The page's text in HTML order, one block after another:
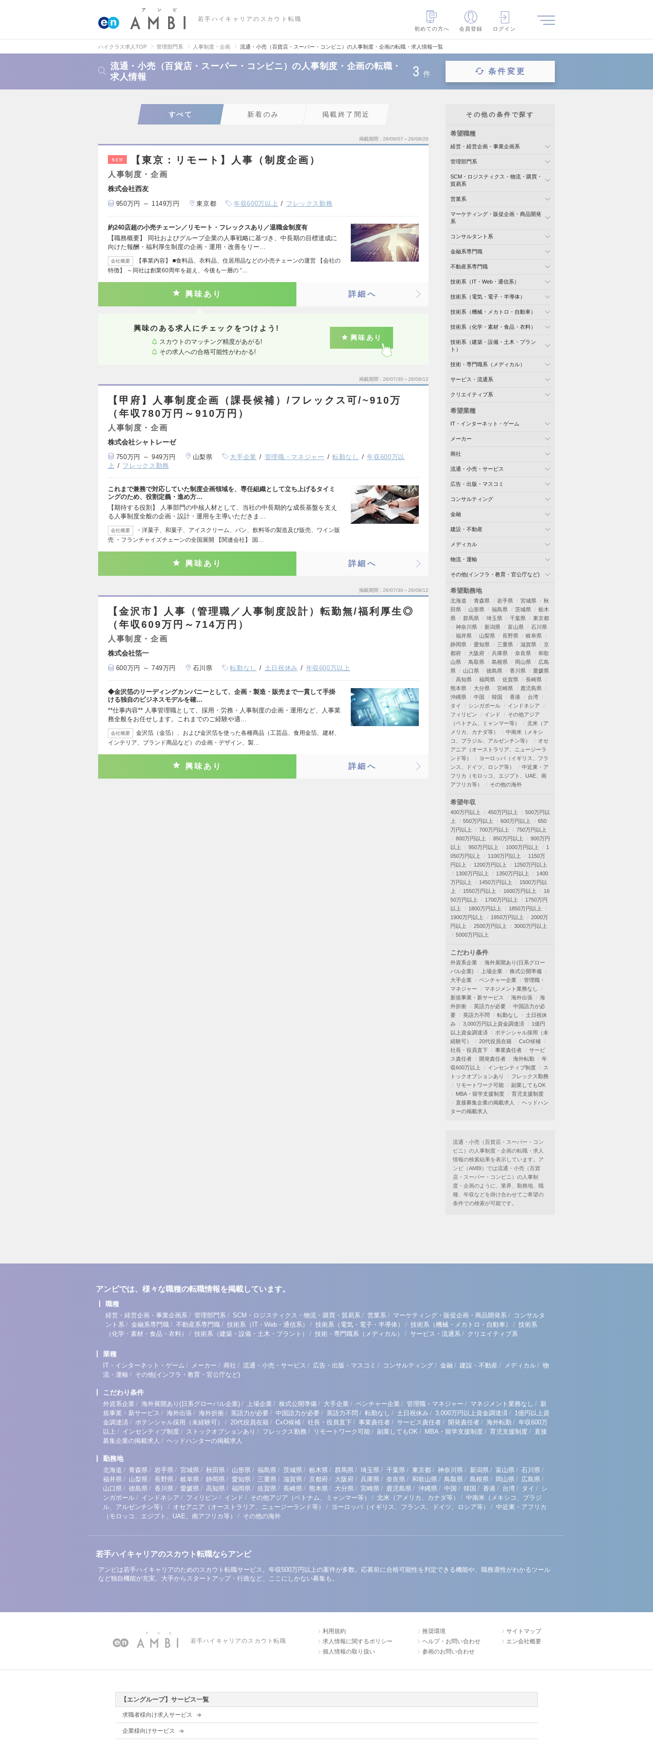
若手ハイキャリアのスカウト転職
初めての方へ
会員登録 ログイン
ハイクラス求人TOP 管理部門系 人事制度・企画 流通・小売（百貨店・スーパー・コンビニ）の人事制度・企画の転職・求人情報一覧
流通・小売（百貨店・スーパー・コンビニ）の人事制度・企画の転職・
求人情報
3 件 条件変更
すべて 新着のみ 掲載終了間近
掲載期間 26/08/07～26/08/20
NEW 【東京：リモート】人事（制度企画）
人事制度・企画
株式会社西友
950万円 ～ 1149万円 東京都 年収600万以上 フレックス勤務
約240店超の小売チェーン／リモート・フレックスあり／退職金制度有
【職務概要】 同社およびグループ企業の人事戦略に基づき、中長期の目標達成に
向けた報酬・福利厚生制度の企画・運用・改善をリー…
会社概要
【事業内容】 ■食料品、衣料品、住居用品などの小売チェーンの運営 【会社の
特徴】 ～同社は創業60周年を超え、今後も一層の “…
興味あり 詳細へ
興味のある求人にチェックをつけよう!
スカウトのマッチング精度があがる!
その求人への合格可能性がわかる!
興味あり
掲載期間 26/07/30～26/08/12
【甲府】人事制度企画（課長候補）/フレックス可/~910万
（年収780万円～910万円）
人事制度・企画
株式会社シャトレーゼ
750万円 ～ 949万円 山梨県 大手企業 管理職・マネジャー 転勤なし
年収600万以
上
フレックス勤務
これまで兼務で対応していた制度企画領域を、専任組織として立ち上げるタイミ
ングのため、役割定義・進め方…
【期待する役割】 人事部門の中核人材として、当社の中長期的な成長基盤を支え
る人事制度全般の企画・設計・運用を主導いただきま…
会社概要
・洋菓子、和菓子、アイスクリーム、パン、飲料等の製造及び販売、ワイン販
売 ・フランチャイズチェーンの全国展開 【関連会社】 国…
興味あり 詳細へ
掲載期間 26/07/30～26/08/12
【金沢市】人事（管理職／人事制度設計）転勤無/福利厚生◎
（年収609万円～714万円）
人事制度・企画
株式会社箔一
600万円 ～ 749万円 石川県 転勤なし 土日祝休み 年収600万以上
◆金沢箔のリーディングカンパニーとして、企画・製造・販売まで一貫して手掛
ける独自のビジネスモデルを確…
**仕事内容** 人事管理職として、採用・労務・人事制度の企画・運用など、人事業
務全般をお任せします。これまでのご経験や適…
会社概要
金沢箔（金箔）、および金沢箔を使った各種商品（工芸品、食用金箔、建材、
インテリア、ブランド商品など）の企画・デザイン、製…
興味あり 詳細へ
その他の条件で探す
希望職種
経営・経営企画・事業企画系
管理部門系
SCM・ロジスティクス・物流・購買・
貿易系
営業系
マーケティング・販促企画・商品開発
系
コンサルタント系
金融系専門職
不動産系専門職
技術系（IT・Web・通信系）
技術系（電気・電子・半導体）
技術系（機械・メカトロ・自動車）
技術系（化学・素材・食品・衣料）
技術系（建築・設備・土木・プラン
ト）
技術・専門職系（メディカル）
サービス・流通系
クリエイティブ系
希望業種
IT・インターネット・ゲーム
メーカー
商社
流通・小売・サービス
広告・出版・マスコミ
コンサルティング
金融
建設・不動産
メディカル
物流・運輸
その他(インフラ・教育・官公庁など)
希望勤務地
北海道 青森県 岩手県 宮城県
秋
田県
山形県 福島県 茨城県
栃木
県
群馬県 埼玉県 千葉県
東京都
神奈川県
新潟県 富山県
石川県
福井県
山梨県 長野県
岐阜県
静岡県
愛知県 三重県 滋賀県
京
都府
大阪府 兵庫県 奈良県
和歌
山県
鳥取県 島根県 岡山県
広島
県
山口県 徳島県 香川県
愛媛県
高知県
福岡県 佐賀県
長崎県
熊本県
大分県 宮崎県
鹿児島県
沖縄県
中国 韓国 香港
台湾
タイ
シンガポール
インドネシア
フィリピン
インド
その他アジア
（ベトナム、ミャンマー等）
北米（ア
メリカ、カナダ等）
中南米（メキシ
コ、ブラジル、アルゼンチン等）
オセ
アニア（オーストラリア、ニュージーラ
ンド等）
ヨーロッパ（イギリス、フラ
ンス、ドイツ、ロシア等）
中近東・ア
フリカ（モロッコ、エジプト、UAE、南
アフリカ等）
その他の海外
希望年収
400万円以上 450万円以上
500万円以
上
550万円以上 600万円以上
650
万円以上
700万円以上
750万円以上
800万円以上
850万円以上
900万円
以上
950万円以上 1000万円以上
1
050万円以上
1100万円以上
1150万
円以上
1200万円以上
1250万円以上
1300万円以上
1350万円以上
1400
万円以上
1450万円以上
1500万円以
上
1550万円以上 1600万円以上
16
50万円以上
1700万円以上
1750万円
以上
1800万円以上
1850万円以上
1900万円以上
1950万円以上
2000万
円以上
2500万円以上
3000万円以上
5000万円以上
こだわり条件
外資系企業
海外展開あり(日系グロー
バル企業)
上場企業
株式公開準備
大手企業
ベンチャー企業
管理職・
マネジャー
マネジメント業務なし
新規事業・新サービス
海外出張
海
外折衝
英語力が必要
中国語力が必
要
英語力不問 転勤なし
土日祝休
み
3,000万円以上資金調達済
1億円
以上資金調達済
ポテンシャル採用（未
経験可）
20代役員在籍
CxO候補
社長・役員直下
事業責任者
サービ
ス責任者
開発責任者 海外転勤
年
収600万以上
インセンティブ制度
ス
トックオプションあり
フレックス勤務
リモートワーク可能
副業してもOK
MBA・留学支援制度
育児支援制度
直接募集企業の掲載求人
ヘッドハン
ターの掲載求人
流通・小売（百貨店・スーパー・コン
ビニ）の人事制度・企画の転職・求人
情報の検索結果を表示しています。ア
ンビ（AMBI）では流通・小売（百貨
店・スーパー・コンビニ）の人事制
度・企画のように、業界、勤務地、職
種、年収などを掛け合わせてご希望の
条件での検索が可能です。
アンビでは、様々な職種の転職情報を掲載しています。
職種
経営・経営企画・事業企画系 / 管理部門系 / SCM・ロジスティクス・物流・購買・貿易系 / 営業系 / マーケティング・販促企画・商品開発系 / コンサルタ
ント系 / 金融系専門職 / 不動産系専門職 / 技術系（IT・Web・通信系） / 技術系（電気・電子・半導体） / 技術系（機械・メカトロ・自動車） / 技術系
（化学・素材・食品・衣料）
/ 技術系（建築・設備・土木・プラント） / 技術・専門職系（メディカル） / サービス・流通系 / クリエイティブ系
業種
IT・インターネット・ゲーム / メーカー / 商社 / 流通・小売・サービス / 広告・出版・マスコミ / コンサルティング / 金融 / 建設・不動産 / メディカル / 物
流・運輸 / その他(インフラ・教育・官公庁など)
こだわり条件
外資系企業 / 海外展開あり(日系グローバル企業) / 上場企業 / 株式公開準備 / 大手企業 / ベンチャー企業 / 管理職・マネジャー / マネジメント業務なし / 新
規事業・新サービス / 海外出張 / 海外折衝 / 英語力が必要 / 中国語力が必要 / 英語力不問 / 転勤なし / 土日祝休み / 3,000万円以上資金調達済 / 1億円以上資
金調達済 / ポテンシャル採用（未経験可） / 20代役員在籍 / CxO候補 / 社長・役員直下 / 事業責任者 / サービス責任者 / 開発責任者 / 海外転勤 / 年収600万
以上 / インセンティブ制度 / ストックオプションあり / フレックス勤務 / リモートワーク可能 / 副業してもOK / MBA・留学支援制度 / 育児支援制度 / 直接
募集企業の掲載求人 / ヘッドハンターの掲載求人
勤務地
北海道 / 青森県 / 岩手県 / 宮城県 / 秋田県 / 山形県 / 福島県 / 茨城県 / 栃木県 / 群馬県 / 埼玉県 / 千葉県 / 東京都 / 神奈川県 / 新潟県 / 富山県 / 石川県 /
福井県 / 山梨県 / 長野県 / 岐阜県 / 静岡県 / 愛知県 / 三重県 / 滋賀県 / 京都府 / 大阪府 / 兵庫県 / 奈良県 / 和歌山県 / 鳥取県 / 島根県 / 岡山県 / 広島県 /
山口県 / 徳島県 / 香川県 / 愛媛県 / 高知県 / 福岡県 / 佐賀県 / 長崎県 / 熊本県 / 大分県 / 宮崎県 / 鹿児島県 / 沖縄県 / 中国 / 韓国 / 香港 / 台湾 / タイ / シ
ンガポール / インドネシア / フィリピン / インド / その他アジア（ベトナム、ミャンマー等） / 北米（アメリカ、カナダ等） / 中南米（メキシコ、ブラジ
ル、アルゼンチン等）
/ オセアニア（オーストラリア、ニュージーランド等） / ヨーロッパ（イギリス、フランス、ドイツ、ロシア等） / 中近東・アフリカ
（モロッコ、エジプト、UAE、南アフリカ等）
/ その他の海外
若手ハイキャリアのスカウト転職ならアンビ
アンビは若手ハイキャリアのためのスカウト転職サービス。年収500万円以上の案件が多数。応募前に合格可能性を判定できる機能や、職務適性がわかるツール
など独自機能が充実。大手からスタートアップ・行政など、ここにしかない募集も。
若手ハイキャリアのスカウト転職
利用規約
求人情報に関するポリシー
個人情報の取り扱い
推奨環境
ヘルプ・お問い合わせ
参画のお問い合わせ
サイトマップ
エン会社概要
【エングループ】サービス一覧
求職者様向け求人サービス
企業様向けサービス